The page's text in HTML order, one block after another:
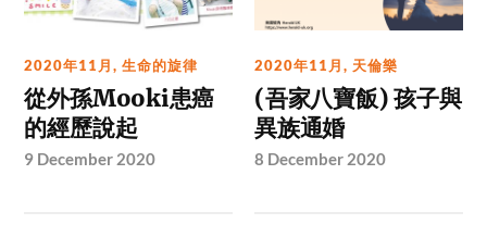
2020年11月,生命的旋律
從外孫Mooki患癌
的經歷說起
9 December 2020
2020年11月, 天倫樂
(吾家八寶飯) 孩子與
異族通婚
8 December 2020